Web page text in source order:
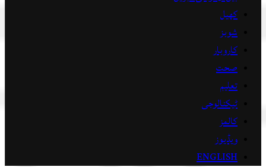
کھیل
شوبز
کاروبار
صحت
تعلیم
ٹیکنالوجی
کالمز
ویڈیوز
ENGLISH